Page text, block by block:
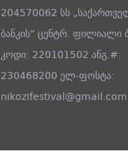
204570062 სს
ბანკის“ ცენტრ. ფილიალი
კოდი: 220101502 ანგ.#:
230468200 ელ-ფოსტა:
nikozifestival@gmail.com